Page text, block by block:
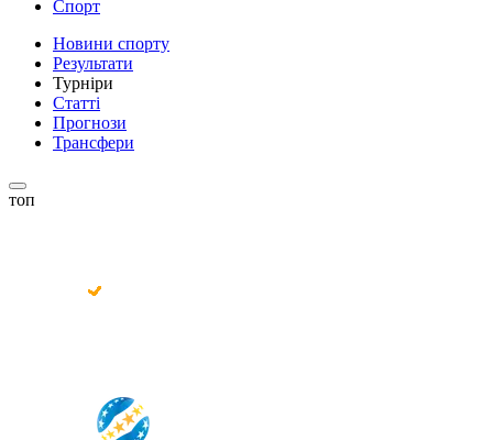
Спорт
Новини спорту
Результати
Турніри
Статті
Прогнози
Трансфери
топ